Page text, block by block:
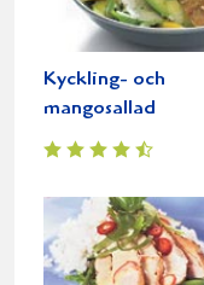
Kyckling- och
mangosallad